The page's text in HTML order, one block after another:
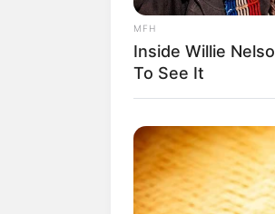
MFH
Inside Willie
To See It